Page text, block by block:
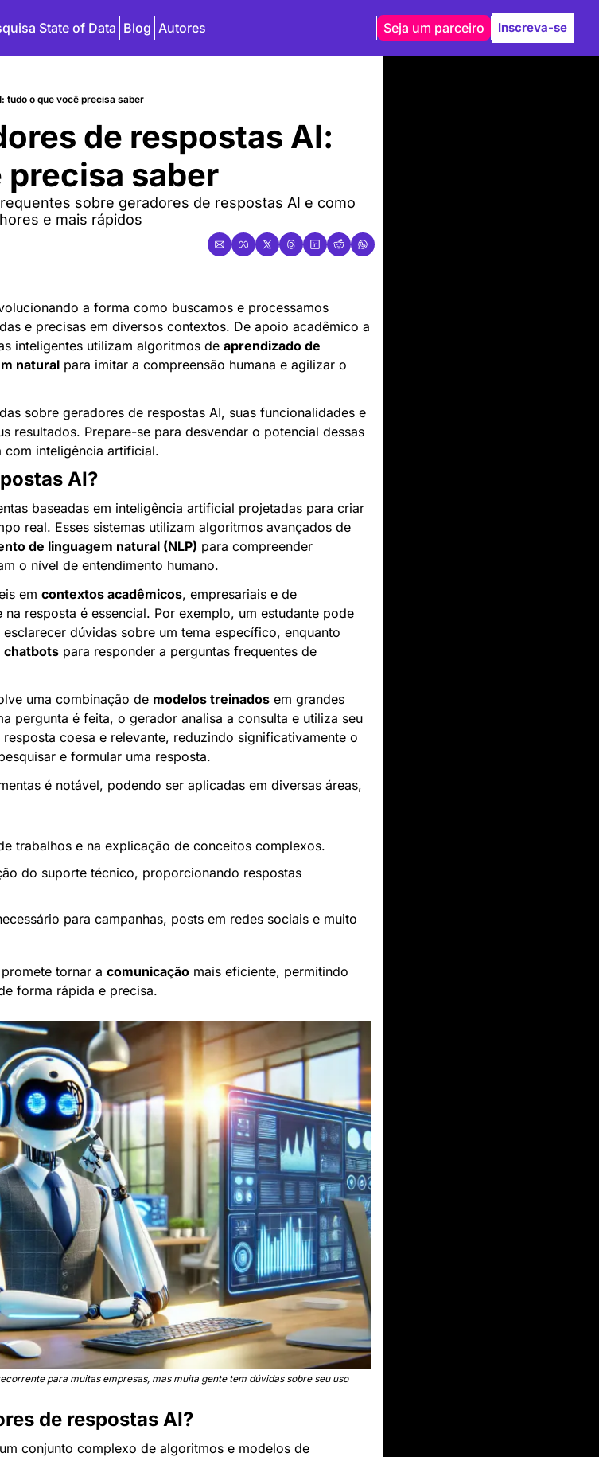
State of Data Blog Autores Seja um parceiro Inscreva-se
tudo o que você precisa saber
de respostas AI:
saber
sobre geradores de respostas AI e como
e mais rápidos
a forma como buscamos e processamos
e precisas em diversos contextos. De apoio acadêmico a
inteligentes utilizam algoritmos de aprendizado de
natural para imitar a compreensão humana e agilizar o
sobre geradores de respostas AI, suas funcionalidades e
resultados. Prepare-se para desvendar o potencial dessas
com inteligência artificial.
AI?
baseadas em inteligência artificial projetadas para criar
de linguagem natural (NLP) para compreender
o nível de entendimento humano.
em contextos acadêmicos, empresariais e de
resposta é essencial. Por exemplo, um estudante pode
dúvidas sobre um tema específico, enquanto
chatbots para responder a perguntas frequentes de
uma combinação de modelos treinados em grandes
pergunta é feita, o gerador analisa a consulta e utiliza seu
coesa e relevante, reduzindo significativamente o
e formular uma resposta.
é notável, podendo ser aplicadas em diversas áreas,
trabalhos e na explicação de conceitos complexos.
do suporte técnico, proporcionando respostas
para campanhas, posts em redes sociais e muito
tornar a comunicação mais eficiente, permitindo
forma rápida e precisa.
para muitas empresas, mas muita gente tem dúvidas sobre seu uso
de respostas AI?
conjunto complexo de algoritmos e modelos de